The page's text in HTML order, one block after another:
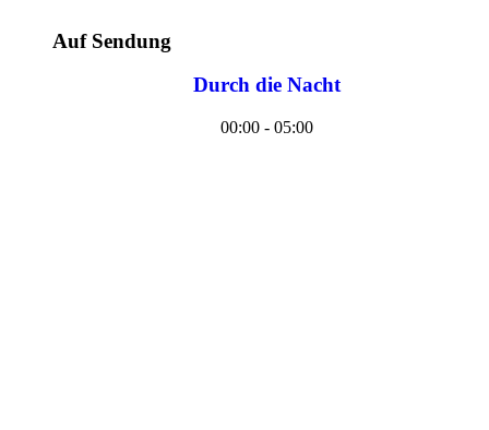
Auf Sendung
Durch die Nacht
00:00 - 05:00